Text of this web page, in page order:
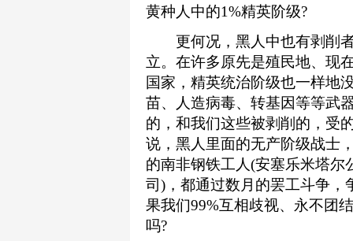
黄种人中的1%精英阶级?
更何况，黑人中也有剥削者
立。在许多原先是殖民地、现
国家，精英统治阶级也一样地
苗、人造病毒、转基因等等武
的，和我们这些被剥削的，受
说，黑人里面的无产阶级战士
的南非钢铁工人(安塞乐米塔
司)，都通过数月的罢工斗争，
果我们99%互相歧视、永不团
吗?